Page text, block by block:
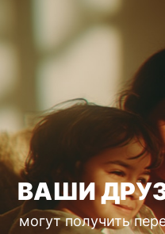
ВАШИ
могут получить